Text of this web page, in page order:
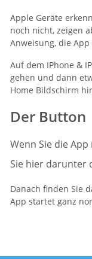
Apple Geräte
noch nicht, zeigen
Anweisung, die
Auf dem IPhone &
gehen und dann
Home Bildschirm
Der Button
Wenn Sie die
Sie hier darunter
Danach finden Sie
App startet ganz